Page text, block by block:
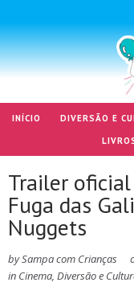
INÍCIO DIVERSÃO E
Trailer
Fuga das
Nuggets
bySampa com Crianças
in Cinema, Diversão e